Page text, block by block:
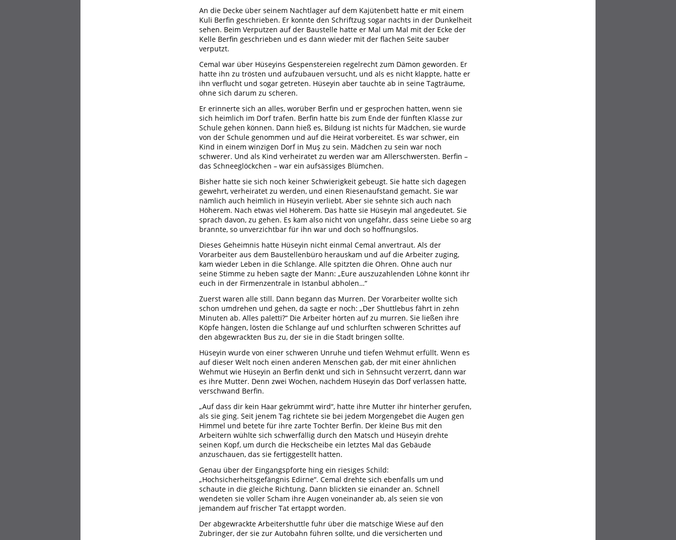
An die Decke über seinem Nachtlager auf dem Kajütenbett hatte er mit einem
Kuli Berfin geschrieben. Er konnte den Schriftzug sogar nachts in der Dunkelheit
sehen. Beim Verputzen auf der Baustelle hatte er Mal um Mal mit der Ecke der
Kelle Berfin geschrieben und es dann wieder mit der flachen Seite sauber
verputzt.
Cemal war über Hüseyins Gespenstereien regelrecht zum Dämon geworden. Er
hatte ihn zu trösten und aufzubauen versucht, und als es nicht klappte, hatte er
ihn verflucht und sogar getreten. Hüseyin aber tauchte ab in seine Tagträume,
ohne sich darum zu scheren.
Er erinnerte sich an alles, worüber Berfin und er gesprochen hatten, wenn sie
sich heimlich im Dorf trafen. Berfin hatte bis zum Ende der fünften Klasse zur
Schule gehen können. Dann hieß es, Bildung ist nichts für Mädchen, sie wurde
von der Schule genommen und auf die Heirat vorbereitet. Es war schwer, ein
Kind in einem winzigen Dorf in Muş zu sein. Mädchen zu sein war noch
schwerer. Und als Kind verheiratet zu werden war am Allerschwersten. Berfin –
das Schneeglöckchen – war ein aufsässiges Blümchen.
Bisher hatte sie sich noch keiner Schwierigkeit gebeugt. Sie hatte sich dagegen
gewehrt, verheiratet zu werden, und einen Riesenaufstand gemacht. Sie war
nämlich auch heimlich in Hüseyin verliebt. Aber sie sehnte sich auch nach
Höherem. Nach etwas viel Höherem. Das hatte sie Hüseyin mal angedeutet. Sie
sprach davon, zu gehen. Es kam also nicht von ungefähr, dass seine Liebe so arg
brannte, so unverzichtbar für ihn war und doch so hoffnungslos.
Dieses Geheimnis hatte Hüseyin nicht einmal Cemal anvertraut. Als der
Vorarbeiter aus dem Baustellenbüro herauskam und auf die Arbeiter zuging,
kam wieder Leben in die Schlange. Alle spitzten die Ohren. Ohne auch nur
seine Stimme zu heben sagte der Mann: „Eure auszuzahlenden Löhne könnt ihr
euch in der Firmenzentrale in Istanbul abholen…“
Zuerst waren alle still. Dann begann das Murren. Der Vorarbeiter wollte sich
schon umdrehen und gehen, da sagte er noch: „Der Shuttlebus fährt in zehn
Minuten ab. Alles paletti?“ Die Arbeiter hörten auf zu murren. Sie ließen ihre
Köpfe hängen, lösten die Schlange auf und schlurften schweren Schrittes auf
den abgewrackten Bus zu, der sie in die Stadt bringen sollte.
Hüseyin wurde von einer schweren Unruhe und tiefen Wehmut erfüllt. Wenn es
auf dieser Welt noch einen anderen Menschen gab, der mit einer ähnlichen
Wehmut wie Hüseyin an Berfin denkt und sich in Sehnsucht verzerrt, dann war
es ihre Mutter. Denn zwei Wochen, nachdem Hüseyin das Dorf verlassen hatte,
verschwand Berfin.
„Auf dass dir kein Haar gekrümmt wird“, hatte ihre Mutter ihr hinterher gerufen,
als sie ging. Seit jenem Tag richtete sie bei jedem Morgengebet die Augen gen
Himmel und betete für ihre zarte Tochter Berfin. Der kleine Bus mit den
Arbeitern wühlte sich schwerfällig durch den Matsch und Hüseyin drehte
seinen Kopf, um durch die Heckscheibe ein letztes Mal das Gebäude
anzuschauen, das sie fertiggestellt hatten.
Genau über der Eingangspforte hing ein riesiges Schild:
„Hochsicherheitsgefängnis Edirne“. Cemal drehte sich ebenfalls um und
schaute in die gleiche Richtung. Dann blickten sie einander an. Schnell
wendeten sie voller Scham ihre Augen voneinander ab, als seien sie von
jemandem auf frischer Tat ertappt worden.
Der abgewrackte Arbeitershuttle fuhr über die matschige Wiese auf den
Zubringer, der sie zur Autobahn führen sollte, und die versicherten und